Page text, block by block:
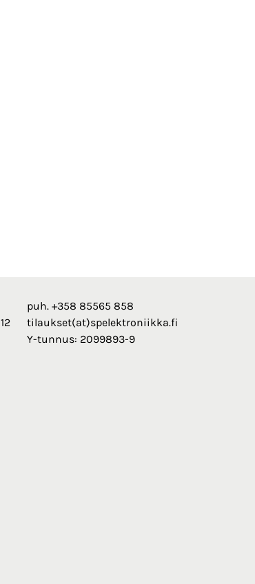
puh. +358 85565 858
tilaukset(at)spelektroniikka.fi
Y-tunnus: 2099893-9